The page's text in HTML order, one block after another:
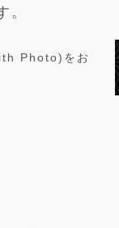
Photo)をお